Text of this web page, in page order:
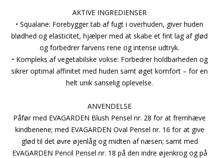
AKTIVE INGREDIENSER
• Squalane: Forebygger tab af fugt i overhuden, giver huden
blødhed og elasticitet, hjælper med at skabe et fint lag af glød
og forbedrer farvens rene og intense udtryk.
• Kompleks af vegetabilske vokse: Forbedrer holdbarheden og
sikrer optimal affinitet med huden samt øget komfort – for en
helt unik sanselig oplevelse.
ANVENDELSE
Påfør med EVAGARDEN Blush Pensel nr. 28 for at fremhæve
kindbenene; med EVAGARDEN Oval Pensel nr. 16 for at give
glød til det øvre øjenlåg og midten af næsen; samt med
EVAGARDEN Pencil Pensel nr. 18 på den indre øjenkrog og på